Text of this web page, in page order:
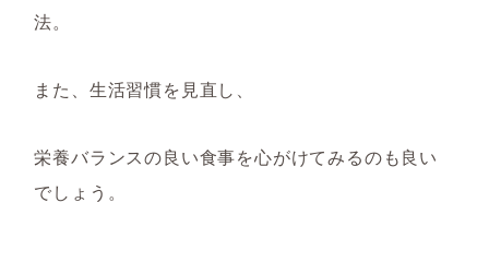
法。
また、生活習慣を見直し、
栄養バランスの良い食事を心がけてみるのも良い
でしょう。